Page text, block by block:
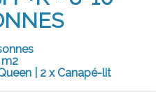
m2
| 2 x Canapé-lit